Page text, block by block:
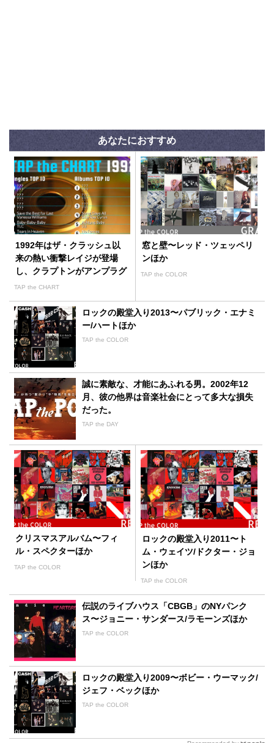
あなたにおすすめ
1992年はザ・クラッシュ以
来の熱い衝撃レイジが登場
し、クラプトンがアンプラグ
ドを発表
TAP the CHART
窓と壁〜レッド・ツェッペリ
ンほか
TAP the COLOR
ロックの殿堂入り2013〜パブリック・エナミ
ー/ハートほか
TAP the COLOR
誠に素敵な、才能にあふれる男。2002年12
月、彼の他界は音楽社会にとって多大な損失
だった。
TAP the DAY
クリスマスアルバム〜フィ
ル・スペクターほか
TAP the COLOR
ロックの殿堂入り2011〜ト
ム・ウェイツ/ドクター・ジョ
ンほか
TAP the COLOR
伝説のライブハウス「CBGB」のNYパンク
ス〜ジョニー・サンダース/ラモーンズほか
TAP the COLOR
ロックの殿堂入り2009〜ボビー・ウーマック/
ジェフ・ベックほか
TAP the COLOR